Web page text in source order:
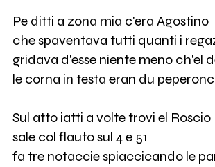
Pe ditti a zona mia c'era Agostino
che spaventava tutti quanti i
gridava d'esse niente meno ch'el
le corna in testa eran du
Sul atto iatti a volte trovi el Roscio
sale col flauto sul 4 e 51
fa tre notaccie spiaccicando le